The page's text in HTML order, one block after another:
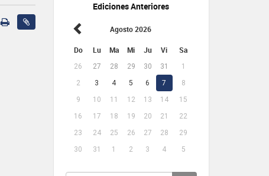
Ediciones Anteriores
Agosto 2026
Do Lu Ma Mi Ju Vi Sa
26 27 28 29 30 31
1
2
3 4 5 6 7
8
9
10 11 12 13 14
15
16
17 18 19 20 21
22
23
24 25 26 27 28
29
30
31 1 2 3 4 5